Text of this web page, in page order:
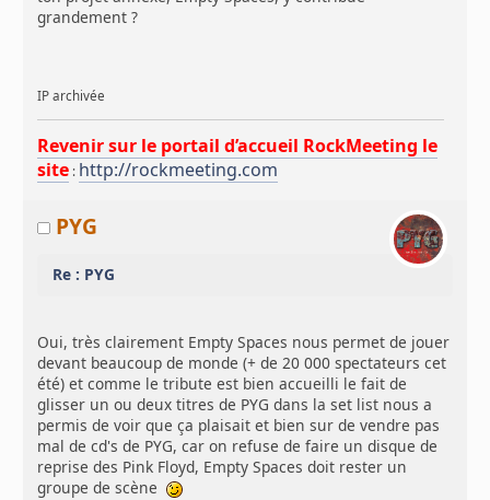
grandement ?
IP archivée
Revenir sur le portail d’accueil RockMeeting le
site : http://rockmeeting.com
PYG
Re : PYG
Oui, très clairement Empty Spaces nous permet de jouer
devant beaucoup de monde (+ de 20 000 spectateurs cet
été) et comme le tribute est bien accueilli le fait de
glisser un ou deux titres de PYG dans la set list nous a
permis de voir que ça plaisait et bien sur de vendre pas
mal de cd's de PYG, car on refuse de faire un disque de
reprise des Pink Floyd, Empty Spaces doit rester un
groupe de scène